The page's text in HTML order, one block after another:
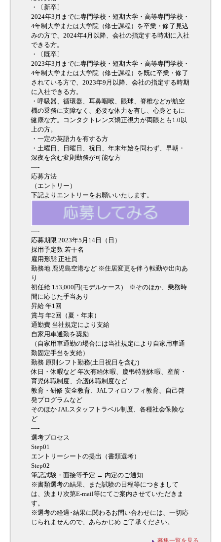
・〔新卒〕
2024年3月までに専門学校・短期大学・高等専門学校・
4年制大学または大学院（修士課程）を卒業・修了見込
みの方で、2024年4月以降、会社の指定する時期に入社
できる方。
・〔既卒〕
2023年3月までに専門学校・短期大学・高等専門学校・
4年制大学または大学院（修士課程）を既に卒業・修了
されている方で、2023年9月以降、会社の指定する時期
に入社できる方。
・呼吸器、循環器、耳鼻咽喉、眼球、脊椎などが航空
機の乗務に支障なく、必要な体力を有し、心身ともに
健康な方。コンタクトレンズ矯正視力が両眼とも1.0以
上の方。
・一定の英語力を有する方
・土曜日、日曜日、祝日、年末年始を問わず、早朝・
深夜を含む変則勤務が可能な方
—-
応募方法
（エントリー）
下記よりエントリーをお願いいたします。
—-
応募期限 2023年5月14日（日）
採用予定数 若干名
雇用形態 正社員
勤務地 鹿児島空港など ※住居変更を伴う転勤や出向あ
り
初任給 153,000円(モデルケース) ※そのほか、乗務時
間に応じた手当あり
昇給 年1回
賞与 年2回（夏・年末）
通勤費 当社規定により支給
自家用車通勤を奨励
（自家用車通勤の場合には当社規定により自家用車通
勤固定手当を支給）
勤務 原則シフト勤務(土日祝日を含む)
休日・休暇など 年次有給休暇、慶弔特別休暇、産前・
育児休職制度、介護休職制度など
教育・研修 安全教育、JALフィロソフィ教育、自己啓
発プログラムなど
そのほか JALスタッフトラベル制度、各種社会保険な
ど
—-
選考プロセス
Step01
エントリーシートの提出（書類選考）
Step02
筆記試験・面接等予定 → 内定のご通知
※書類選考の結果、また試験の日程等につきまして
は、決まり次第E-mail等にてご案内させていただきま
す。
※選考の経過･結果に関わるお問い合わせには、一切応
じられませんので、あらかじめ ご了承ください。